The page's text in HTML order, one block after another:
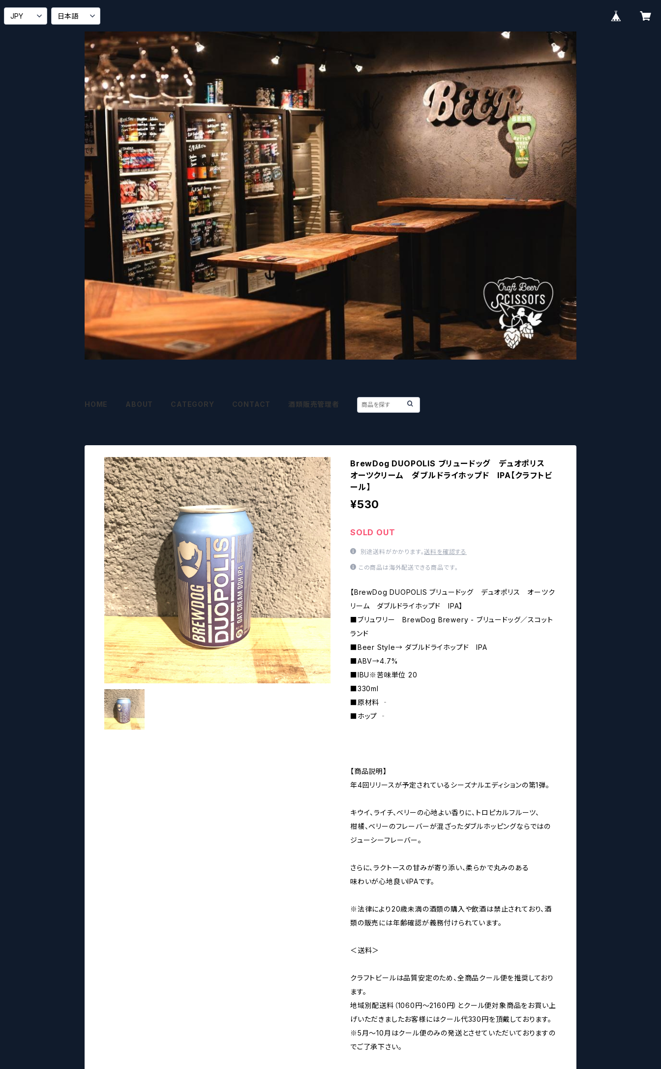
HOME ABOUT CATEGORY CONTACT 酒類販売管理者
BrewDog DUOPOLIS ブリュードッグ デュオポリス
オーツクリーム ダブルドライホップド IPA【クラフトビ
ール】
¥530
SOLD OUT
別途送料がかかります。送料を確認する
この商品は海外配送できる商品です。
【BrewDog DUOPOLIS ブリュードッグ デュオポリス オーツク
リーム ダブルドライホップド IPA】
■ブリュワリー BrewDog Brewery - ブリュードッグ／スコット
ランド
■Beer Style→ ダブルドライホップド IPA
■ABV→4.7%
■IBU※苦味単位 20
■330ml
■原材料 ‐
■ホップ ‐
【商品説明】
年4回リリースが予定されているシーズナルエディションの第1弾。
キウイ、ライチ、ベリーの心地よい香りに、トロピカルフルーツ、
柑橘、ベリーのフレーバーが混ざったダブルホッピングならではの
ジューシーフレーバー。
さらに、ラクトースの甘みが寄り添い、柔らかで丸みのある
味わいが心地良いIPAです。
※法律により20歳未満の酒類の購入や飲酒は禁止されており、酒
類の販売には年齢確認が義務付けられています。
＜送料＞
クラフトビールは品質安定のため、全商品クール便を推奨しており
ます。
地域別配送料（1060円～2160円）とクール便対象商品をお買い上
げいただきましたお客様にはクール代330円を頂戴しております。
※5月～10月はクール便のみの発送とさせていただいておりますの
でご了承下さい。